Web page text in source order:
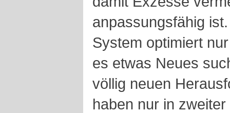
anpassungsfähig
System optimiert
es etwas Neues
völlig neuen
haben nur in